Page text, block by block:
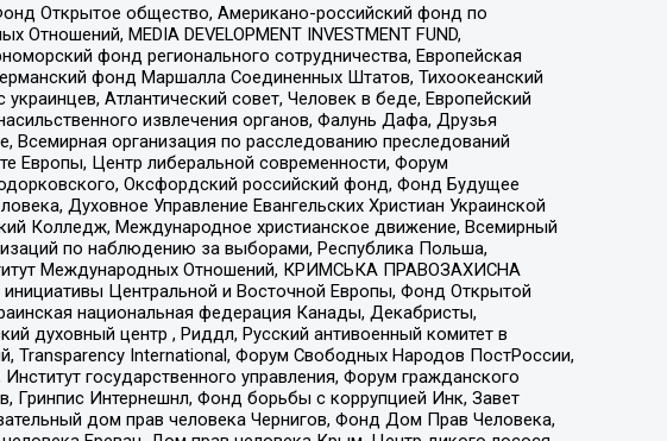
Открытое общество, Американо-российский фонд по
MEDIA DEVELOPMENT INVESTMENT FUND,
фонд регионального сотрудничества, Европейская
фонд Маршалла Соединенных Штатов, Тихоокеанский
Атлантический совет, Человек в беде, Европейский
извлечения органов, Фалунь Дафа, Друзья
Всемирная организация по расследованию преследований
Европы, Центр либеральной современности, Форум
Оксфордский российский фонд, Фонд Будущее
Духовное Управление Евангельских Христиан Украинской
Колледж, Международное христианское движение, Всемирный
по наблюдению за выборами, Республика Польша,
Международных Отношений, КРИМСЬКА ПРАВОЗАХИСНА
Центральной и Восточной Европы, Фонд Открытой
национальная федерация Канады, Декабристы,
духовный центр , Риддл, Русский антивоенный комитет в
International, Форум Свободных Народов ПостРоссии,
государственного управления, Форум гражданского
Гринпис Интернешнл, Фонд борьбы с коррупцией Инк, Завет
дом прав человека Чернигов, Фонд Дом Прав Человека,